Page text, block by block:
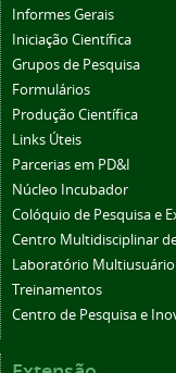
Informes Gerais
Iniciação Científica
Grupos de Pesquisa
Formulários
Produção Científica
Links Úteis
Parcerias em PD&I
Núcleo Incubador
Colóquio de Pesquisa e
Centro Multidisciplinar
Laboratório Multiusuário
Treinamentos
Centro de Pesquisa e